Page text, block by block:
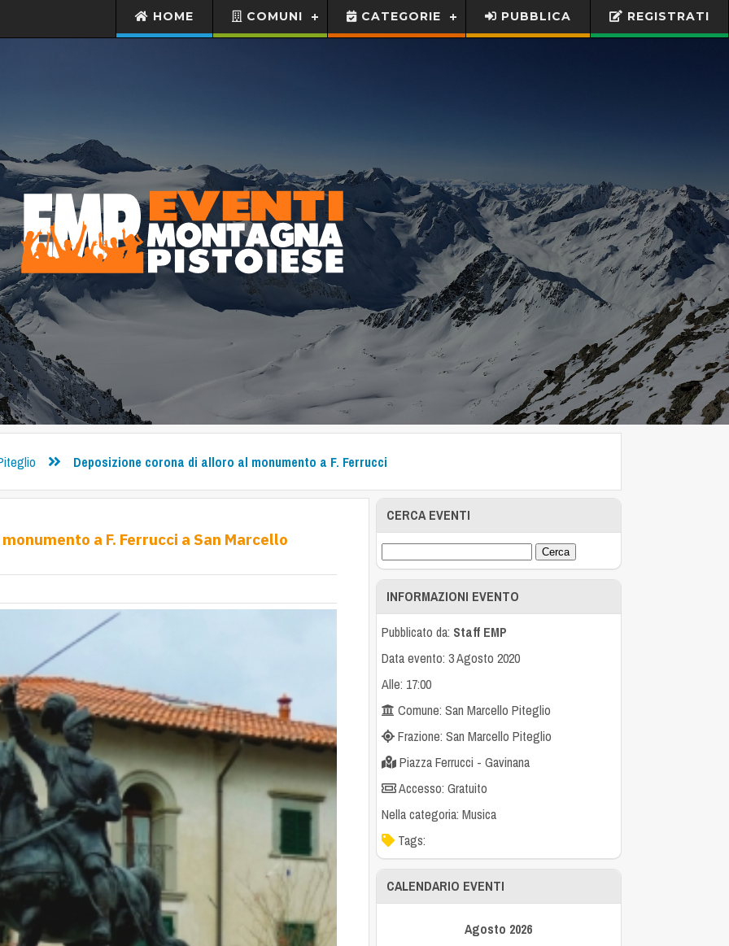
HOME COMUNI CATEGORIE PUBBLICA REGISTRATI
Deposizione corona di alloro al monumento a F. Ferrucci
a F. Ferrucci a San Marcello
CERCA EVENTI
INFORMAZIONI EVENTO
Pubblicato da: Staff EMP
Data evento: 3 Agosto 2020
Alle: 17:00
Comune: San Marcello Piteglio
Frazione: San Marcello Piteglio
Piazza Ferrucci - Gavinana
Accesso: Gratuito
Nella categoria:Musica
Tags:
CALENDARIO EVENTI
Agosto 2026